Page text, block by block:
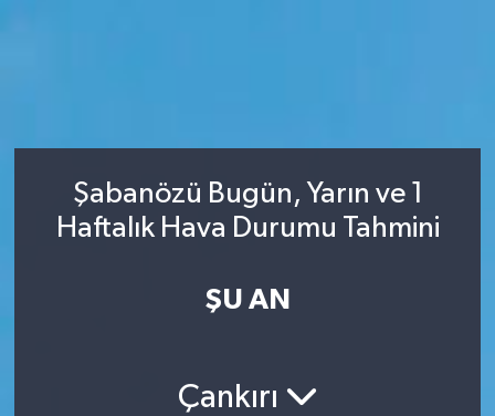
Şabanözü Bugün, Yarın ve 1
Haftalık Hava Durumu Tahmini
ŞU AN
Çankırı
Son Dakika Haberleri